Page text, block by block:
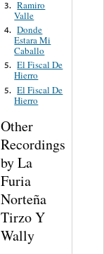
3. Ramiro
Valle
4. Donde
Estara Mi
Caballo
5. El Fiscal De
Hierro
5. El Fiscal De
Hierro
Other
Recordings
by La
Furia
Norteña
Tirzo Y
Wally